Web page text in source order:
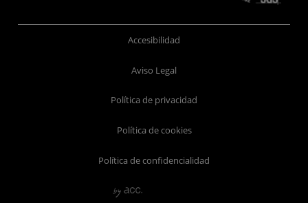
Accesibilidad
Aviso Legal
Política de privacidad
Política de cookies
Política de confidencialidad